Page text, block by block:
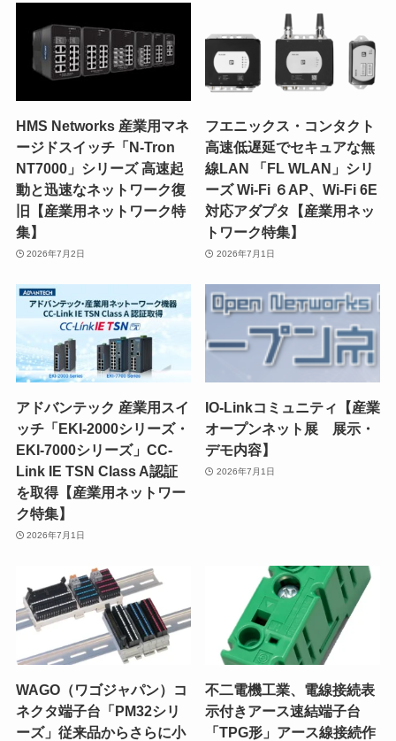
HMS Networks 産業用マネ
ージドスイッチ「N-Tron
NT7000」シリーズ 高速起
動と迅速なネットワーク復
旧【産業用ネットワーク特
集】
2026年7月2日
フエニックス・コンタクト
高速低遅延でセキュアな無
線LAN 「FL WLAN」シリ
ーズ Wi-Fi ６AP、Wi-Fi 6E
対応アダプタ【産業用ネッ
トワーク特集】
2026年7月1日
アドバンテック 産業用スイ
ッチ「EKI-2000シリーズ・
EKI-7000シリーズ」CC-
Link IE TSN Class A認証
を取得【産業用ネットワー
ク特集】
2026年7月1日
IO-Linkコミュニティ【産業
オープンネット展 展示・
デモ内容】
2026年7月1日
WAGO（ワゴジャパン）コ
ネクタ端子台「PM32シリ
ーズ」従来品からさらに小
不二電機工業、電線接続表
示付きアース速結端子台
「TPG形」アース線接続作